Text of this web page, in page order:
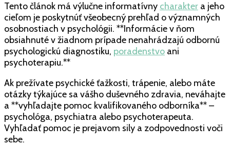
Tento článok má výlučne informatívny charakter a jeho
cieľom je poskytnúť všeobecný prehľad o významných
osobnostiach v psychológii. **Informácie v ňom
obsiahnuté v žiadnom prípade nenahrádzajú odbornú
psychologickú diagnostiku, poradenstvo ani
psychoterapiu.**
Ak prežívate psychické ťažkosti, trápenie, alebo máte
otázky týkajúce sa vášho duševného zdravia, neváhajte
a **vyhľadajte pomoc kvalifikovaného odborníka** –
psychológa, psychiatra alebo psychoterapeuta.
Vyhľadať pomoc je prejavom sily a zodpovednosti voči
sebe.